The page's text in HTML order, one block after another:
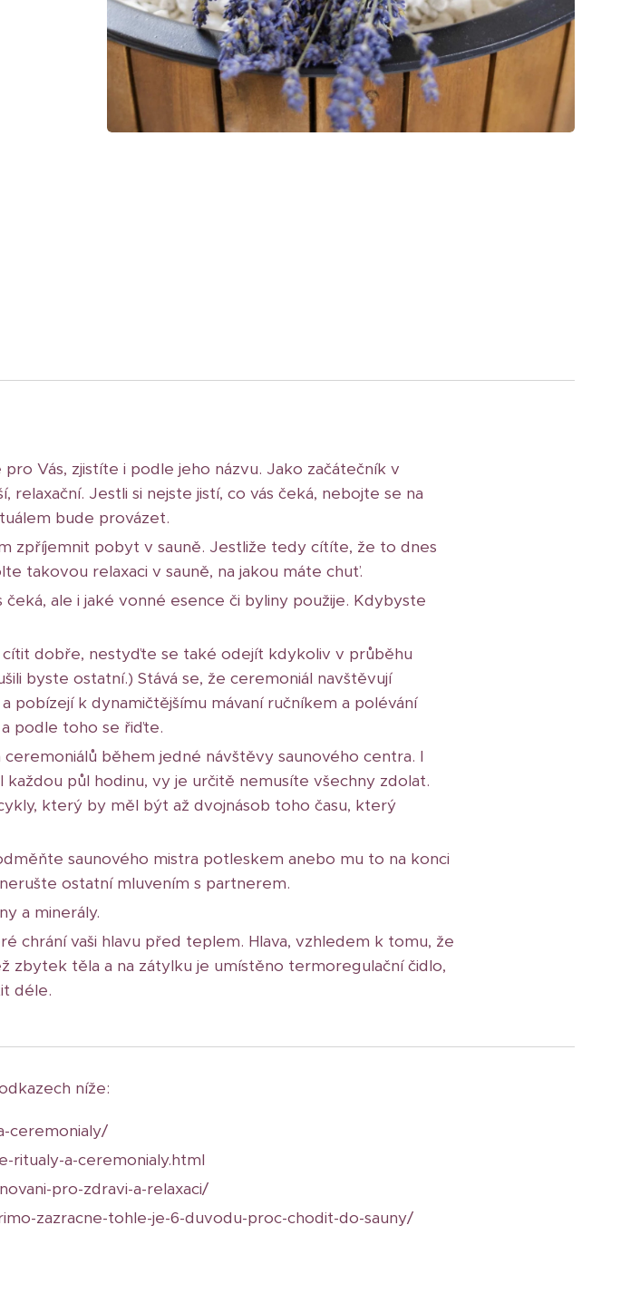
Vás, zjistíte i podle jeho názvu. Jako začátečník v
relaxační. Jestli si nejste jistí, co vás čeká, nebojte se na
bude provázet.
zpříjemnit pobyt v sauně. Jestliže tedy cítíte, že to dnes
takovou relaxaci v sauně, na jakou máte chuť.
ale i jaké vonné esence či byliny použije. Kdybyste
dobře, nestyďte se také odejít kdykoliv v průběhu
byste ostatní.) Stává se, že ceremoniál navštěvují
pobízejí k dynamičtějšímu mávaní ručníkem a polévání
podle toho se řiďte.
během jedné návštěvy saunového centra. I
půl hodinu, vy je určitě nemusíte všechny zdolat.
který by měl být až dvojnásob toho času, který
saunového mistra potleskem anebo mu to na konci
ostatní mluvením s partnerem.
a minerály.
chrání vaši hlavu před teplem. Hlava, vzhledem k tomu, že
zbytek těla a na zátylku je umístěno termoregulační čidlo,
déle.
níže:
ceremonialy/
ritualy-a-ceremonialy.html
pro-zdravi-a-relaxaci/
zazracne-tohle-je-6-duvodu-proc-chodit-do-sauny/